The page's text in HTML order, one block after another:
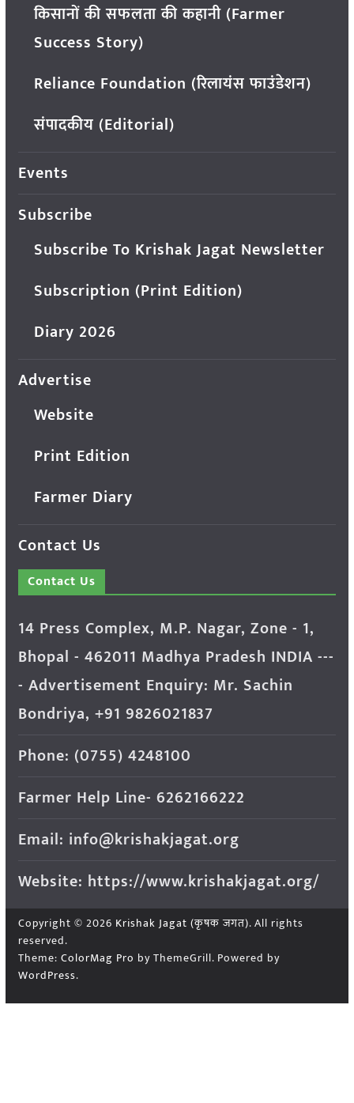
किसानों की सफलता की कहानी (Farmer
Success Story)
Reliance Foundation (रिलायंस फाउंडेशन)
संपादकीय (Editorial)
Events
Subscribe
Subscribe To Krishak Jagat Newsletter
Subscription (Print Edition)
Diary 2026
Advertise
Website
Print Edition
Farmer Diary
Contact Us
Contact Us
14 Press Complex, M.P. Nagar, Zone - 1,
Bhopal - 462011 Madhya Pradesh INDIA ---
- Advertisement Enquiry: Mr. Sachin
Bondriya, +91 9826021837
Phone: (0755) 4248100
Farmer Help Line- 6262166222
Email: info@krishakjagat.org
Website: https://www.krishakjagat.org/
Copyright © 2026 Krishak Jagat (कृषक जगत). All rights
reserved.
Theme: ColorMag Pro by ThemeGrill. Powered by
WordPress.